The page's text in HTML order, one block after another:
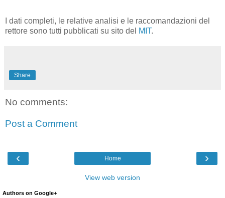
I dati completi, le relative analisi e le raccomandazioni del
rettore sono tutti pubblicati su sito del MIT.
Share
No comments:
Post a Comment
‹ ›
Home
View web version
Authors on Google+